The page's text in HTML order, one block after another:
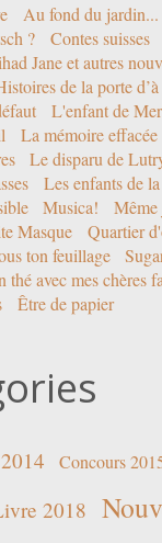
Au fond du jardin...
? Contes suisses
Jane et autres
de la porte
L'enfant de
La mémoire effacée
Le disparu de
Les enfants de
Musica! Même
Masque Quartier
ton feuillage
thé avec mes chères
Être de papier
Concours
2018